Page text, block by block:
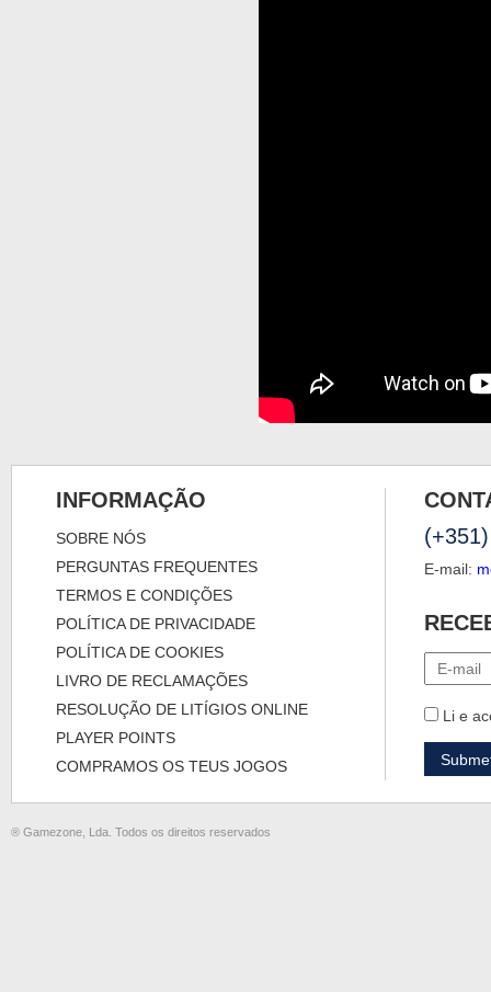
INFORMAÇÃO
SOBRE NÓS
PERGUNTAS FREQUENTES
TERMOS E CONDIÇÕES
POLÍTICA DE PRIVACIDADE
POLÍTICA DE COOKIES
LIVRO DE RECLAMAÇÕES
RESOLUÇÃO DE LITÍGIOS ONLINE
PLAYER POINTS
COMPRAMOS OS TEUS JOGOS
E-mail:
Li e
® Gamezone, Lda. Todos os direitos reservados